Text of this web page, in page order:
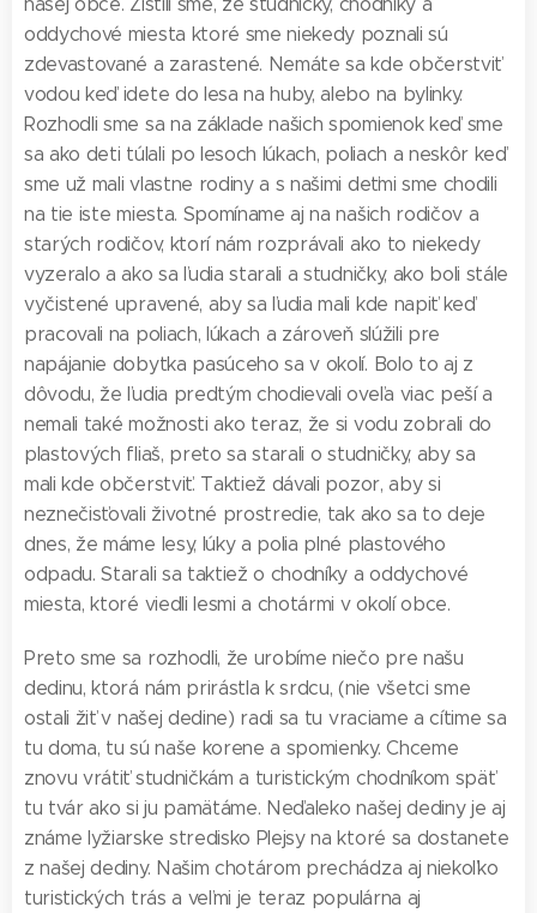
oddychové miesta ktoré sme niekedy poznali sú
zdevastované a zarastené. Nemáte sa kde občerstviť
vodou keď idete do lesa na huby, alebo na bylinky.
Rozhodli sme sa na základe našich spomienok keď sme
sa ako deti túlali po lesoch lúkach, poliach a neskôr keď
sme už mali vlastne rodiny a s našimi deťmi sme chodili
na tie iste miesta. Spomíname aj na našich rodičov a
starých rodičov, ktorí nám rozprávali ako to niekedy
vyzeralo a ako sa ľudia starali a studničky, ako boli stále
vyčistené upravené, aby sa ľudia mali kde napiť keď
pracovali na poliach, lúkach a zároveň slúžili pre
napájanie dobytka pasúceho sa v okolí. Bolo to aj z
dôvodu, že ľudia predtým chodievali oveľa viac peší a
nemali také možnosti ako teraz, že si vodu zobrali do
plastových fliaš, preto sa starali o studničky, aby sa
mali kde občerstviť. Taktiež dávali pozor, aby si
neznečisťovali životné prostredie, tak ako sa to deje
dnes, že máme lesy, lúky a polia plné plastového
odpadu. Starali sa taktiež o chodníky a oddychové
miesta, ktoré viedli lesmi a chotármi v okolí obce.
Preto sme sa rozhodli, že urobíme niečo pre našu
dedinu, ktorá nám prirástla k srdcu, (nie všetci sme
ostali žiť v našej dedine) radi sa tu vraciame a cítime sa
tu doma, tu sú naše korene a spomienky. Chceme
znovu vrátiť studničkám a turistickým chodníkom späť
tu tvár ako si ju pamätáme. Neďaleko našej dediny je aj
známe lyžiarske stredisko Plejsy na ktoré sa dostanete
z našej dediny. Našim chotárom prechádza aj niekoľko
turistických trás a veľmi je teraz populárna aj